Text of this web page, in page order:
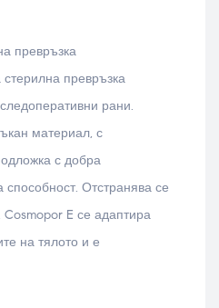
превръзка
превръзка
рани.
материал, с
с добра
Отстранява се
E се адаптира
на тялото и е